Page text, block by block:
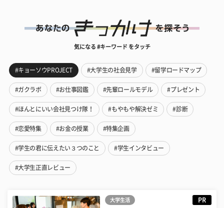
気になる #キーワード をタッチ
#キョーソウPROJECT #大学生の社会見学 #留学ロードマップ
#ガクラボ #お仕事図鑑 #先輩ロールモデル #プレゼント
#ほんとにいい会社見つけ隊！ #もやもや解決ゼミ #診断
#恋愛特集 #お金の授業 #特集企画
#学生の君に伝えたい３つのこと #学生インタビュー
#大学生正直レビュー
大学生活 PR